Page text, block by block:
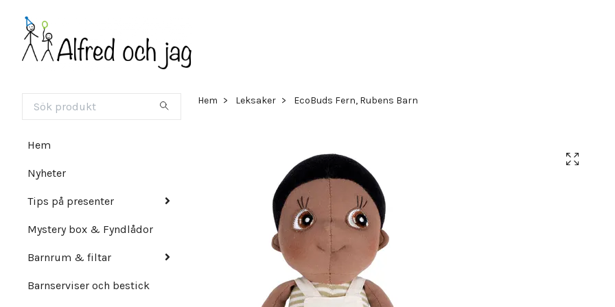
Hem
Nyheter
Tips på presenter
Mystery box & Fyndlådor
Barnrum & filtar
Barnserviser och bestick
Hem Leksaker EcoBuds Fern, Rubens Barn